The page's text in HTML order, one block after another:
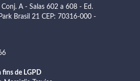
A - Salas 602 a 608 - Ed.
Brasil 21 CEP: 70316-000 -
fins de LGPD